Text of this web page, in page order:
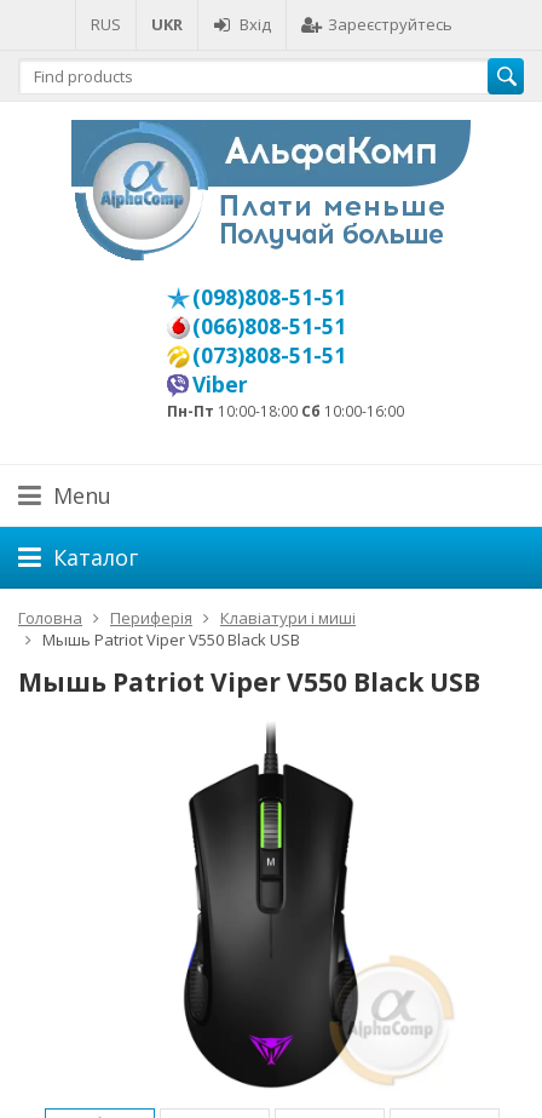
RUS UKR Вхід Зареєструйтесь
(098)808-51-51
(066)808-51-51
(073)808-51-51
Viber
Пн-Пт 10:00-18:00 Сб 10:00-16:00
Menu
Каталог
Головна Периферія
Клавіатури і миші
Мышь Patriot Viper V550 Black USB
Мышь Patriot Viper V550 Black USB